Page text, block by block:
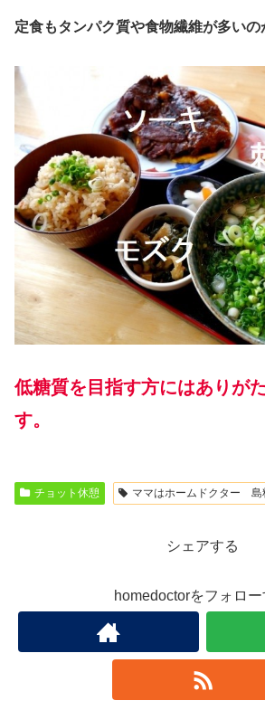
定食もタンパク質や食物繊維が多いの
低糖質を目指す方にはありが
す。
チョット休憩 ママはホームドクター 島
シェアする
homedoctorをフォロー